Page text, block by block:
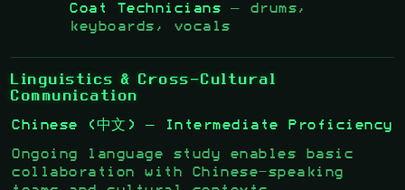
Coat Technicians — drums,
keyboards, vocals
Linguistics & Cross-Cultural
Communication
Chinese (中文) — Intermediate Proficiency
Ongoing language study enables basic
collaboration with Chinese-speaking